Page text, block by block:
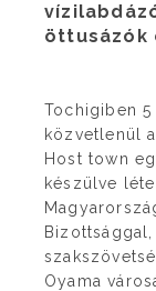
öttusázók
Tochigiben
közvetlenül
Host town
készülve
Oyama